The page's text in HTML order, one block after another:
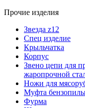
Прочие изделия
Звезда z12
Спец изделие
Крыльчатка
Корпус
Звено цепи для
жаропрочной
Ножи для
Муфта
Фурма